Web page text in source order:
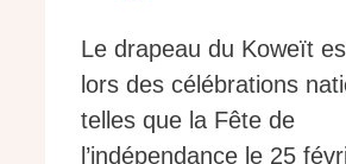
Le drapeau du Koweït
lors des célébrations
telles que la Fête de
l’indépendance le 25